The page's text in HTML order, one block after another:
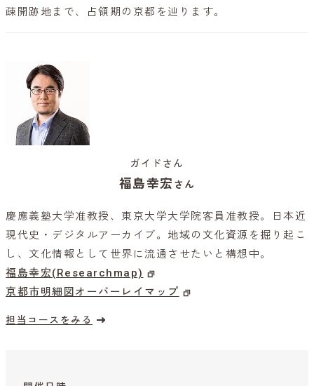
疎開跡地まで、占領期の京都を辿ります。
ガイドさん
福島幸宏 さん
慶應義塾大学准教授、東京大学大学院客員准教授。日本近
現代史・デジタルアーカイブ。地域の文化資源を掘り起こ
し、文化情報として世界に流通させたいと構想中。
福島幸宏(Researchmap)
京都市明細図オーバーレイマップ
担当コースをみる